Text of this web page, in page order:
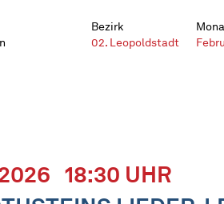
Bezirk
02. Leopoldstadt
18:30 UHR